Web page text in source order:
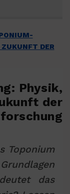
DER
Physik,
der
Toponium
das